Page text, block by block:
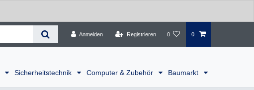
Anmelden Registrieren 0 0
Sicherheitstechnik Computer & Zubehör Baumarkt